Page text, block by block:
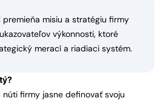
premieňa misiu a stratégiu firmy
výkonnosti, ktoré
merací a riadiaci systém.
núti firmy jasne definovať svoju